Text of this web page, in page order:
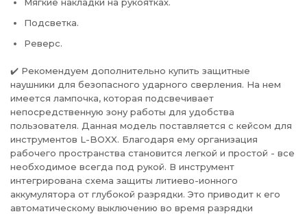
Подсветка.
Реверс.
✔️ Рекомендуем дополнительно купить защитные
наушники для безопасного ударного сверления. На нем
имеется лампочка, которая подсвечивает
непосредственную зону работы для удобства
пользователя. Данная модель поставляется с кейсом для
инструментов L-BOXX. Благодаря ему организация
рабочего пространства становится легкой и простой - все
необходимое всегда под рукой. В инструмент
интегрирована схема защиты литиево-ионного
аккумулятора от глубокой разрядки. Это приводит к его
автоматическому выключению во время разрядки